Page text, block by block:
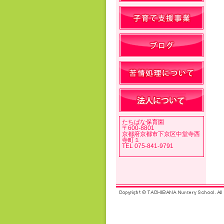
たちばな保育園
〒600-8801
京都府京都市下京区中堂寺西
寺町１
TEL 075-841-9791